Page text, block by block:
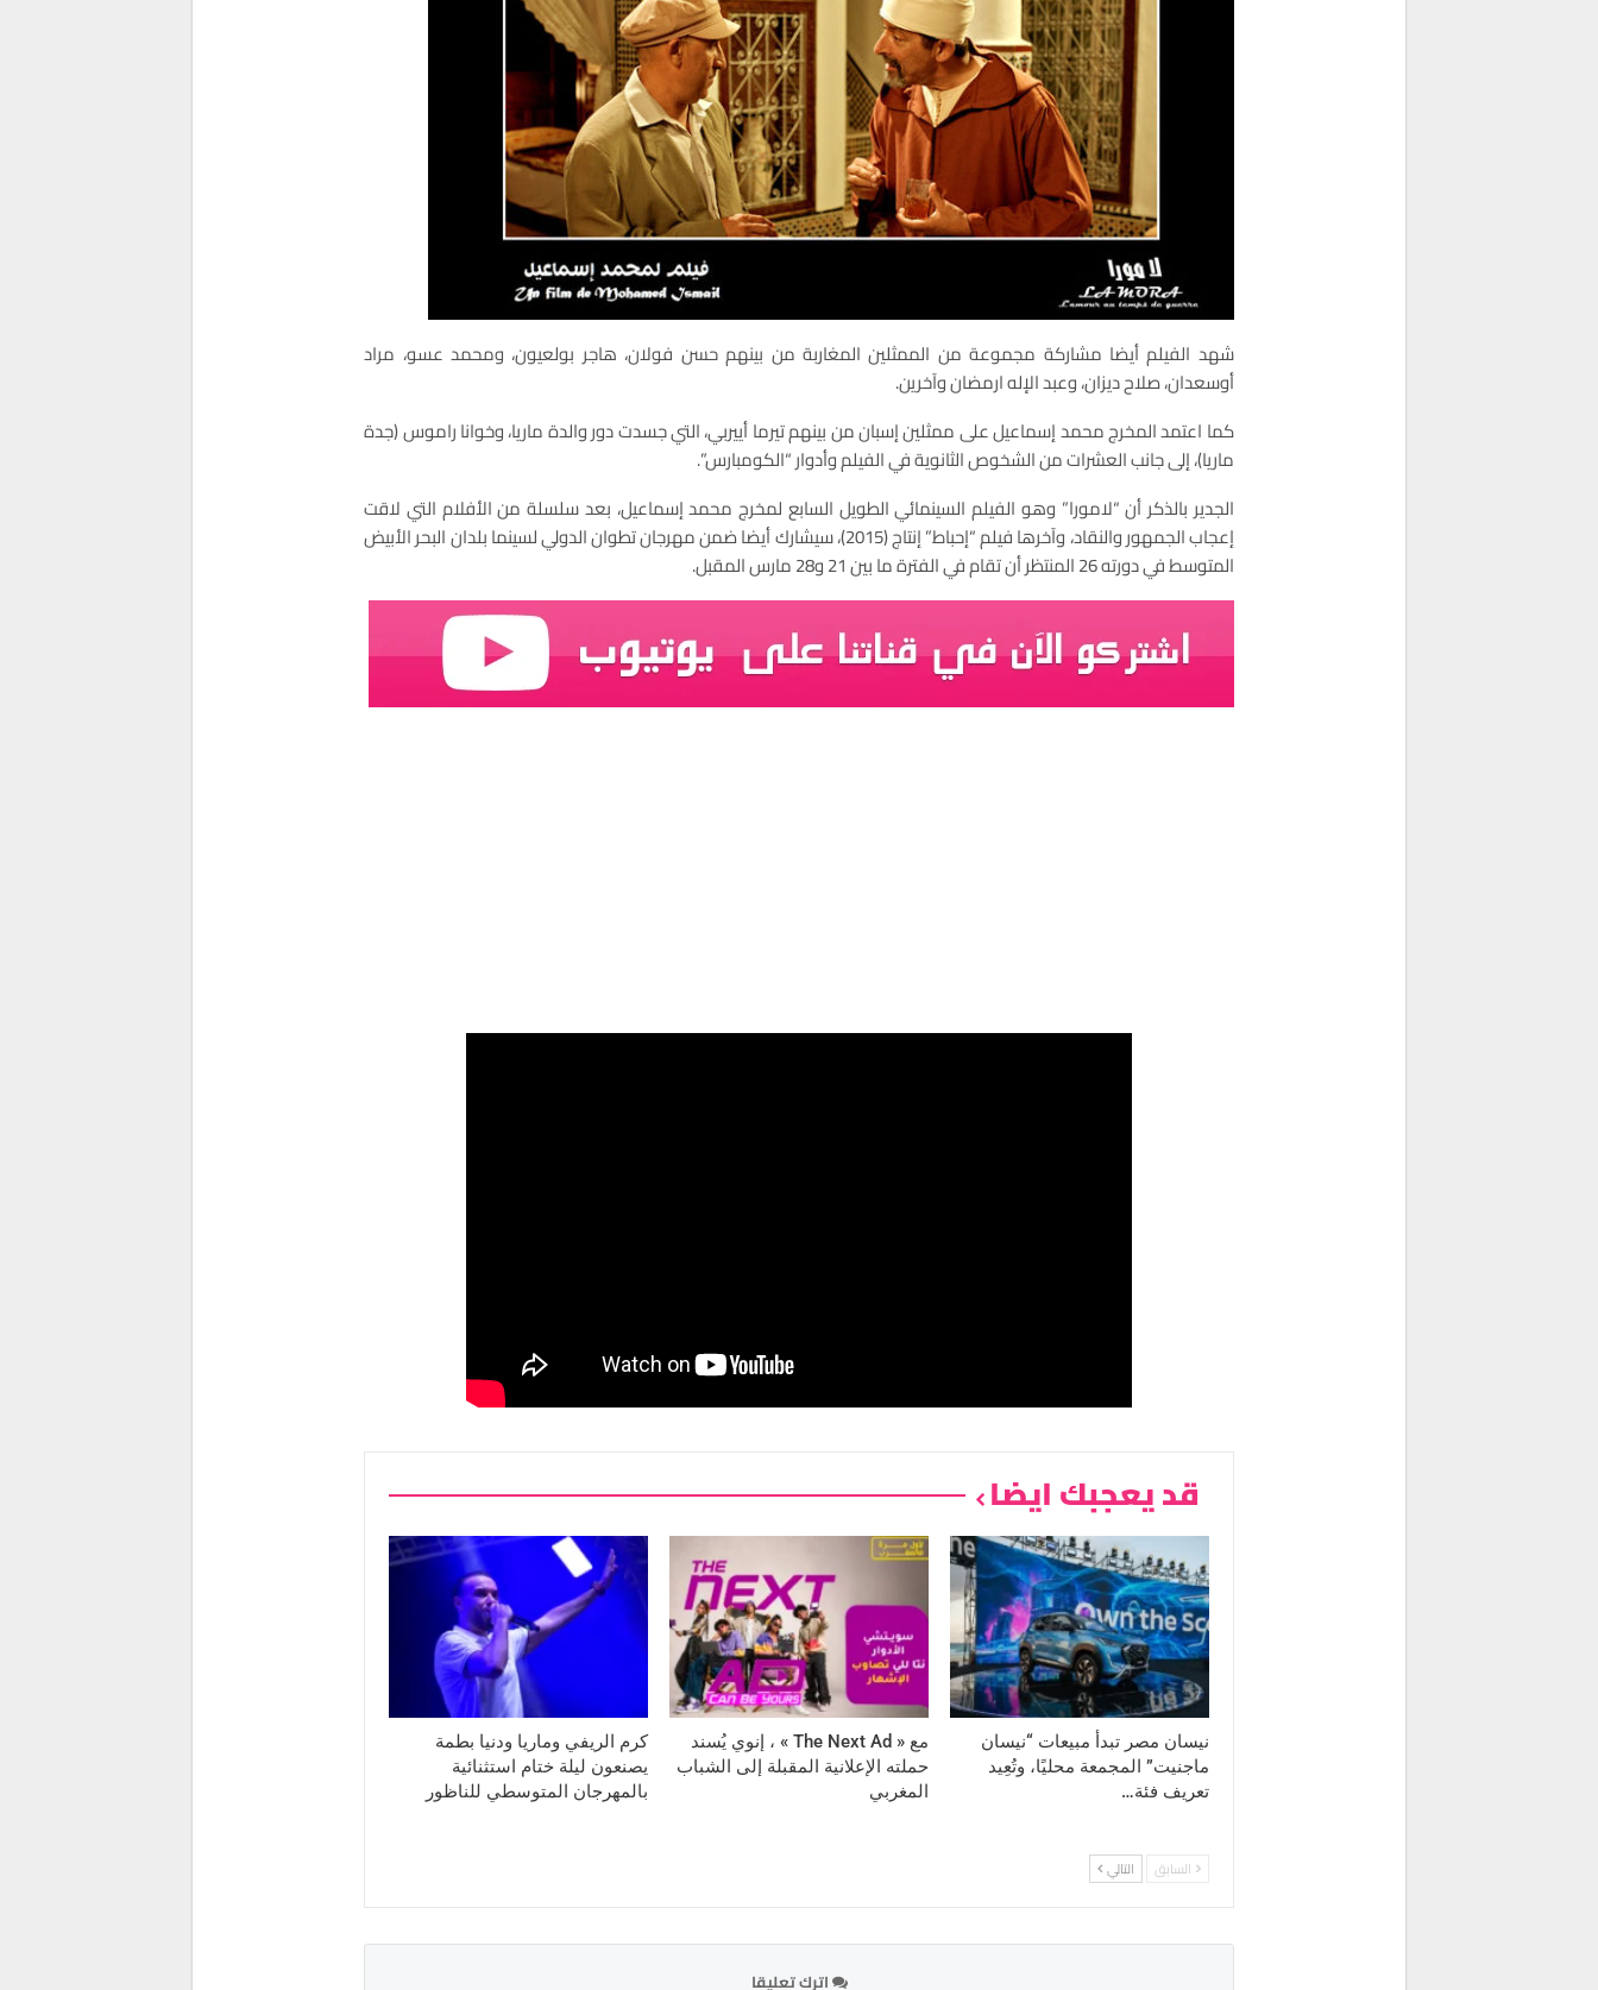
شهد الفيلم أيضا مشاركة مجموعة من الممثلين المغاربة من بينهم حسن فولان، هاجر بولعيون، ومحمد عسو، مراد
أوسعدان، صلاح ديزان، وعبد الإله ارمضان وآخرين.
كما اعتمد المخرج محمد إسماعيل على ممثلين إسبان من بينهم تيرما أييربي، التي جسدت دور والدة ماريا، وخوانا راموس (جدة
ماريا)، إلى جانب العشرات من الشخوص الثانوية في الفيلم وأدوار “الكومبارس”.
الجدير بالذكر أن “لامورا” وهو الفيلم السينمائي الطويل السابع لمخرج محمد إسماعيل، بعد سلسلة من الأفلام التي لاقت
إعجاب الجمهور والنقاد، وآخرها فيلم “إحباط” إنتاج (2015)، سيشارك أيضا ضمن مهرجان تطوان الدولي لسينما بلدان البحر الأبيض
المتوسط في دورته 26 المنتظر أن تقام في الفترة ما بين 21 و28 مارس المقبل.
قد يعجبك ايضا
نيسان مصر تبدأ مبيعات “نيسان
ماجنيت” المجمعة محليًا، وتُعِيد
تعريف فئة…
مع « The Next Ad » ، إنوي يُسند
حملته الإعلانية المقبلة إلى الشباب
المغربي
كرم الريفي وماريا ودنيا بطمة
يصنعون ليلة ختام استثنائية
بالمهرجان المتوسطي للناظور
السابق التالي
اترك تعليقا